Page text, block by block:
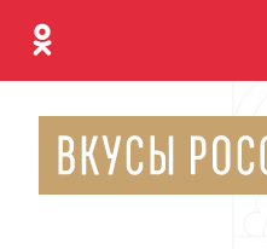
Одноклассники